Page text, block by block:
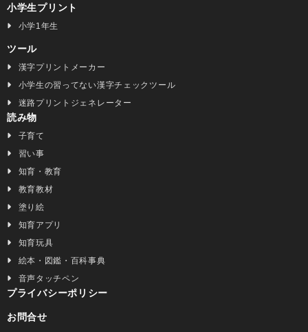
小学生プリント
小学1年生
ツール
漢字プリントメーカー
小学生の習ってない漢字チェックツール
迷路プリントジェネレーター
読み物
子育て
習い事
知育・教育
教育教材
塗り絵
知育アプリ
知育玩具
絵本・図鑑・百科事典
音声タッチペン
プライバシーポリシー
お問合せ